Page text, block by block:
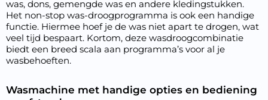
was, dons, gemengde was en andere kledingstukken.
Het non-stop was-droogprogramma is ook een handige
functie. Hiermee hoef je de was niet apart te drogen, wat
veel tijd bespaart. Kortom, deze wasdroogcombinatie
biedt een breed scala aan programma’s voor al je
wasbehoeften.
Wasmachine met handige opties en bediening